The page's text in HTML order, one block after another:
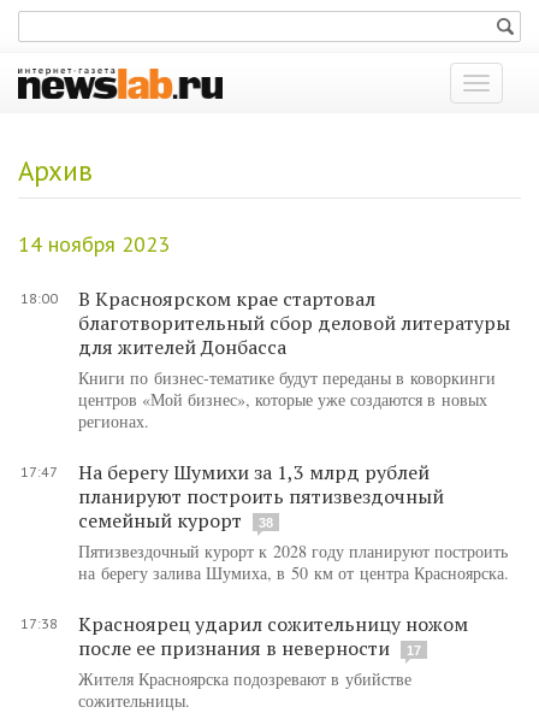
Показать
меню
Архив
14 ноября 2023
18:00
В Красноярском крае стартовал
благотворительный сбор деловой литературы
для жителей Донбасса
Книги по бизнес-тематике будут переданы в коворкинги
центров «Мой бизнес», которые уже создаются в новых
регионах.
17:47
На берегу Шумихи за 1,3 млрд рублей
планируют построить пятизвездочный
семейный курорт
38
Пятизвездочный курорт к 2028 году планируют построить
на берегу залива Шумиха, в 50 км от центра Красноярска.
17:38
Красноярец ударил сожительницу ножом
после ее признания в неверности
17
Жителя Красноярска подозревают в убийстве
сожительницы.